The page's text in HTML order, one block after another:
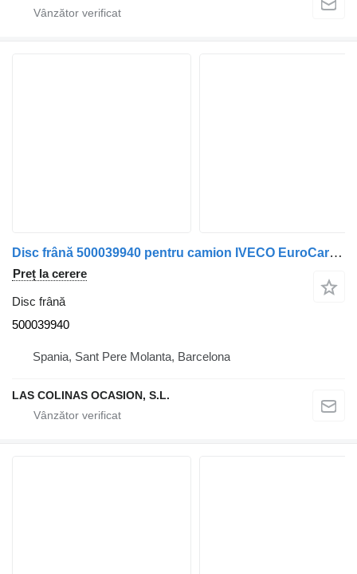
Disc frână 500039940 pentru camion IVECO EuroCargo (03.2008->)
Preț la cerere
Disc frână
500039940
Spania, Sant Pere Molanta, Barcelona
LAS COLINAS OCASION, S.L.